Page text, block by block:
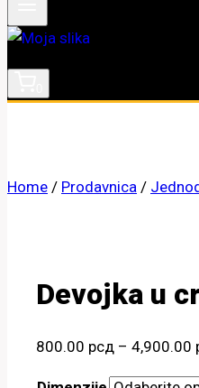
Home / Prodavnica /
Devojka u
800.00 рсд – 4,900.00